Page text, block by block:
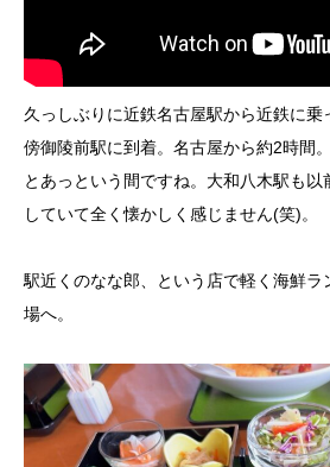
久っしぶりに近鉄名古屋駅から近鉄に乗
傍御陵前駅に到着。名古屋から約2時間
とあっという間ですね。大和八木駅も以
していて全く懐かしく感じません(笑)。
駅近くのなな郎、という店で軽く海鮮
場へ。